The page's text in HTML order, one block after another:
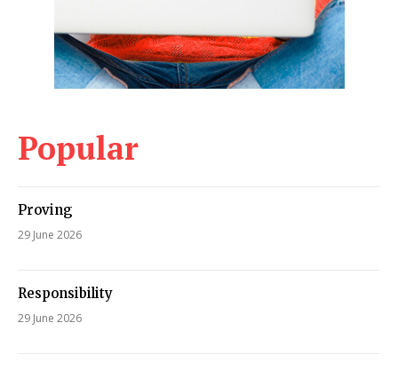
Popular
Proving
29 June 2026
Responsibility
29 June 2026